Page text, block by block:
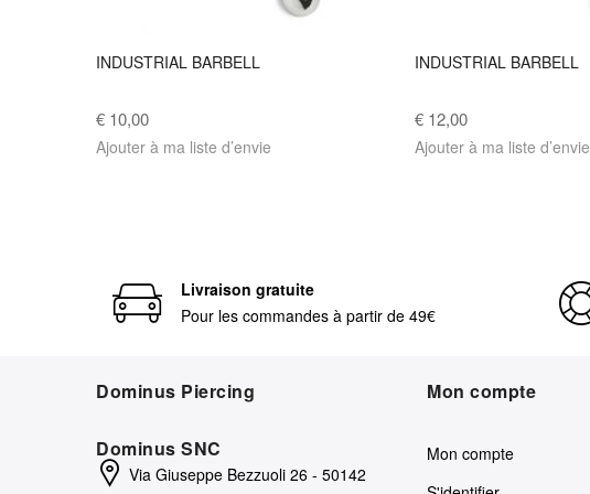
INDUSTRIAL BARBELL
€ 10,00
Ajouter à ma liste d’envie
INDUSTRIAL BARBELL
€ 12,00
Ajouter à ma liste d’envie
Livraison gratuite
Pour les commandes à partir de 49€
Dominus Piercing
Dominus SNC
Via Giuseppe Bezzuoli 26 - 50142
Mon compte
Mon compte